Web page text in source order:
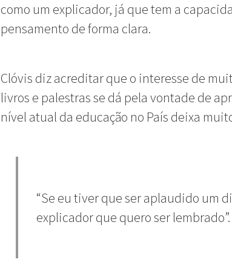
como um explicador, já que tem a
pensamento de forma clara.
Clóvis diz acreditar que o interesse de
livros e palestras se dá pela vontade de
nível atual da educação no País deixa
“Se eu tiver que ser aplaudido um
explicador que quero ser lembrado”.